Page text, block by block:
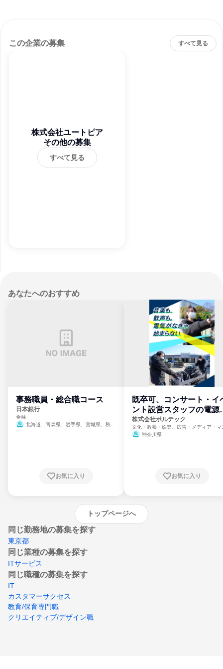
この企業の募集 すべて見る
株式会社ユートピア
その他の募集
すべて見る
あなたへのおすすめ
事務職員・総合職コース
日本銀行
金融
北海道、青森県、岩手県、宮城県、秋田
崎県、熊本県、大分県、宮崎県、鹿児島県、
お気に入り
既卒可、コンサート・イ
ント設営スタッフの電源
門
株式会社ボルテック
文化・教養・娯楽、広告・メディア・マ
ミ、電力・ガス・水道・エネルギー
神奈川県
お気に入り
トップページへ
同じ勤務地の募集を探す
東京都
同じ業種の募集を探す
ITサービス
同じ職種の募集を探す
IT
カスタマーサクセス
教育/保育専門職
クリエイティブ/デザイン職